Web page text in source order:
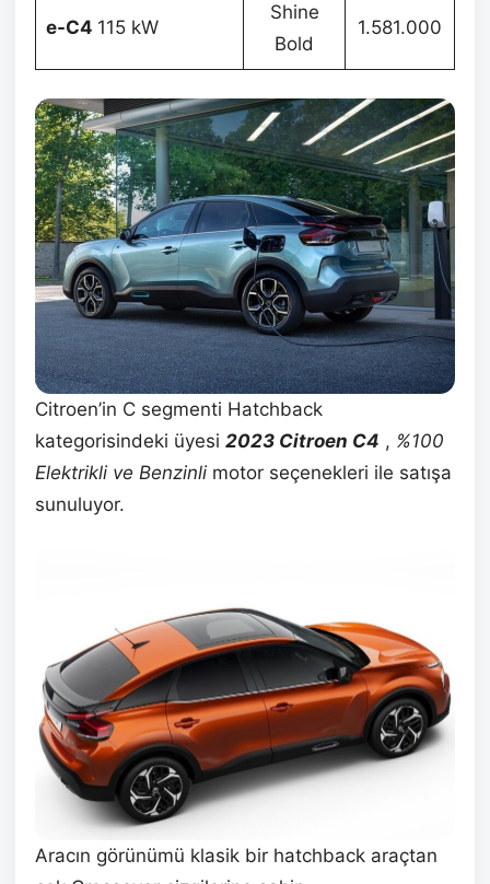
e-C4 115 kW
Shine
Bold
1.581.000
Citroen’in C segmenti Hatchback
kategorisindeki üyesi 2023 Citroen C4 , %100
Elektrikli ve Benzinli motor seçenekleri ile satışa
sunuluyor.
Aracın görünümü klasik bir hatchback araçtan